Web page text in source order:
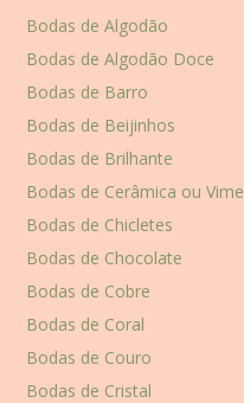
Bodas de Algodão
Bodas de Algodão Doce
Bodas de Barro
Bodas de Beijinhos
Bodas de Brilhante
Bodas de Cerâmica ou Vime
Bodas de Chicletes
Bodas de Chocolate
Bodas de Cobre
Bodas de Coral
Bodas de Couro
Bodas de Cristal